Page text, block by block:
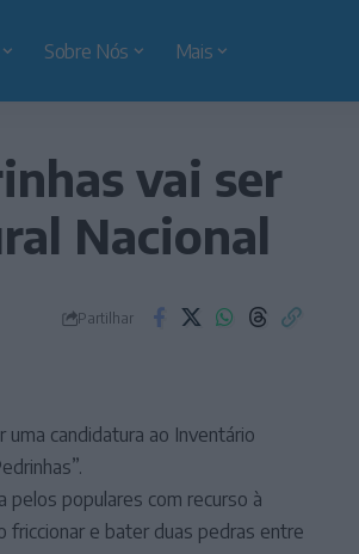
Sobre Nós Mais
vai ser
Nacional
Partilhar
candidatura ao Inventário
pelos populares com recurso à
friccionar e bater duas pedras entre